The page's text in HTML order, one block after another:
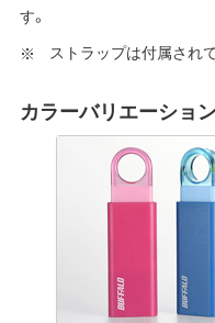
す。
ストラップは付属され
カラーバリエーショ